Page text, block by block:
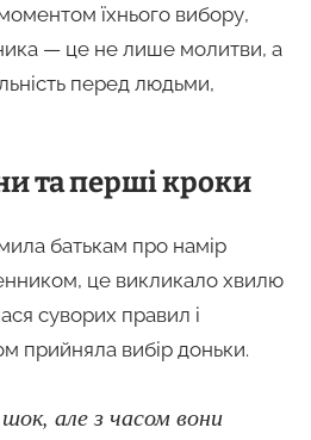
їхнього вибору,
— це не лише молитви, а
перед людьми,
та перші кроки
батькам про намір
це викликало хвилю
суворих правил і
прийняла вибір доньки.
але з часом вони